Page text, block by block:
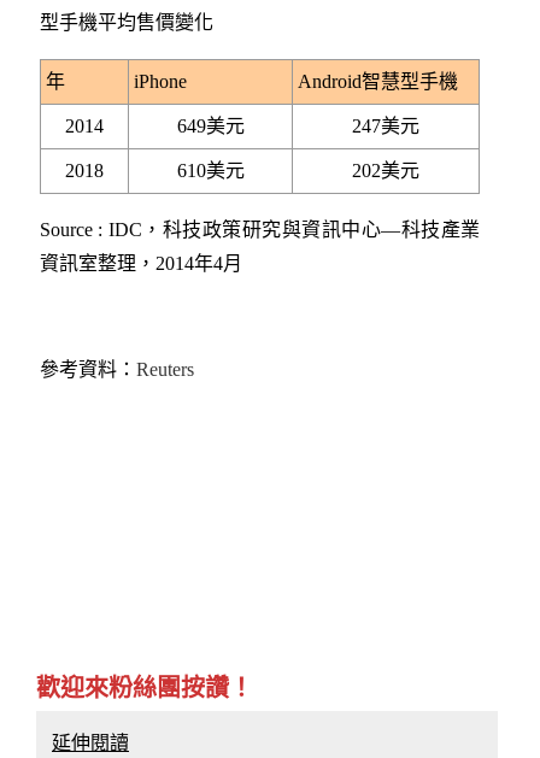
型手機平均售價變化
年 iPhone Android智慧型手機
2014 649美元 247美元
2018 610美元 202美元
Source : IDC，科技政策研究與資訊中心—科技產業
資訊室整理，2014年4月
參考資料： Reuters
歡迎來粉絲團按讚！
延伸閱讀